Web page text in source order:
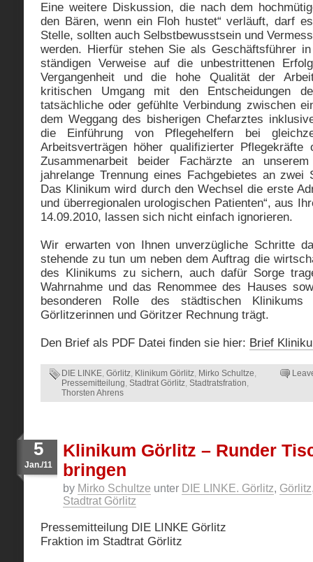
Eine weitere Diskussion, die nach dem
den Bären, wenn ein Floh hustet“ verläuft, darf
Stelle, sollten auch Selbstbewusstsein und
werden. Hierfür stehen Sie als Geschäftsführer
ständigen Verweise auf die unbestrittenen
Vergangenheit und die hohe Qualität der
kritischen Umgang mit den Entscheidungen
tatsächliche oder gefühlte Verbindung zwischen
dem Weggang des bisherigen Chefarztes
die Einführung von Pflegehelfern bei
Arbeitsverträgen höher qualifizierter Pflegekräfte
Zusammenarbeit beider Fachärzte an
jahrelange Trennung eines Fachgebietes an zwei
Das Klinikum wird durch den Wechsel die erste
und überregionalen urologischen Patienten“, aus
14.09.2010, lassen sich nicht einfach ignorieren.
Wir erwarten von Ihnen unverzügliche Schritte
stehende zu tun um neben dem Auftrag die
des Klinikums zu sichern, auch dafür Sorge
Wahrnahme und das Renommee des Hauses
besonderen Rolle des städtischen
Görlitzerinnen und Göritzer Rechnung trägt.
Den Brief als PDF Datei finden sie hier: Brief
DIE LINKE, Görlitz, Klinikum Görlitz, Mirko Schultze,
Pressemitteilung, Stadtrat Görlitz, Stadtratsfration,
Thorsten Ahrens
5
Jan./11
Klinikum Görlitz – Runder
bringen
by Mirko Schultze unter DIE LINKE. Görlitz, Görlitz
Stadtrat Görlitz
Pressemitteilung DIE LINKE Görlitz
Fraktion im Stadtrat Görlitz